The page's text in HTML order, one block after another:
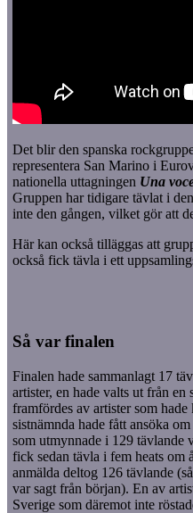
Det blir den spanska
representera San Marino i
nationella uttagningen Una
Gruppen har tidigare tävlat i
inte den gången, vilket gör att
Här kan också tilläggas att
också fick tävla i ett
Så var finalen
Finalen hade sammanlagt 17
artister, en hade valts ut från en
framfördes av artister som
sistnämnda hade fått ansöka
som utmynnade i 129 tävlande
fick sedan tävla i fem heats om
anmälda deltog 126 tävlande
var sagt från början). En av
Sverige som däremot inte